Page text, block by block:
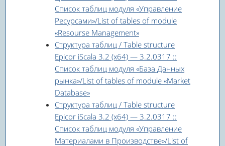
Список таблиц модуля «Управление
Ресурсами»/List of tables of module
«Resourse Management»
Структура таблиц / Table structure
Epicor iScala 3.2 (x64) — 3.2.0317 ::
Список таблиц модуля «База Данных
рынка»/List of tables of module «Market
Database»
Структура таблиц / Table structure
Epicor iScala 3.2 (x64) — 3.2.0317 ::
Список таблиц модуля «Управление
Материалами в Производстве»/List of